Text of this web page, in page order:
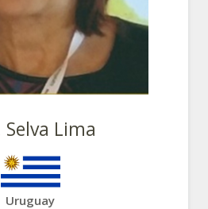
Selva Lima
Uruguay